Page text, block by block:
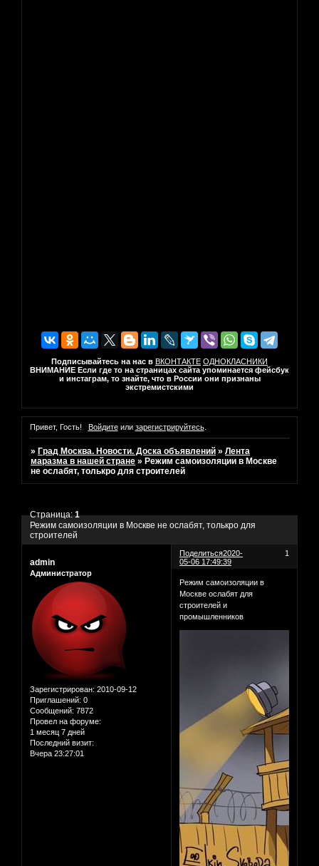
Подписывайтесь на нас в ВКОНТАКТЕ ОДНОКЛАСНИКИ
ВНИМАНИЕ Если где то на страницах сайта упоминается фейсбук
и инстаграм, то знайте, что в России они признаны
экстремистскими
Привет, Гость! Войдитеили зарегистрируйтесь.
» Град Москва. Новости. Доска объявлений »Лента
маразма в нашей стране » Режим самоизоляции в Москве
не ослабят, толькро для строителей
Режим самоизоляции в Москве не ослабят, толькро для
строителей
Страница:1
Поделиться 1
2020-
05-06 17:49:39
admin
Администратор
Зарегистрирован: 2010-09-12
Приглашений: 0
Сообщений: 7872
Провел на форуме:
1 месяц 7 дней
Последний визит:
Вчера 23:27:01
Режим самоизоляции в
Москве ослабят для
строителей и
промышленников